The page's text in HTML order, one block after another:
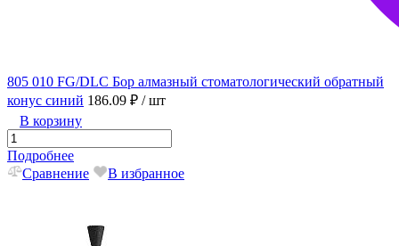
805 010 FG/DLC Бор алмазный стоматологический обратный
конус синий 186.09 ₽ / шт
В корзину
Подробнее
Сравнение
В избранное